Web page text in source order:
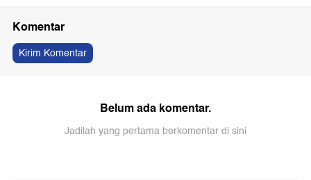
Komentar
Kirim Komentar
Belum ada komentar.
Jadilah yang pertama berkomentar di sini